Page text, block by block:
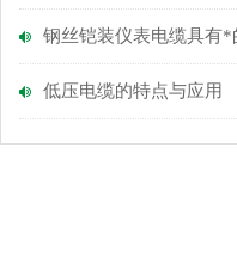
低压电缆的特点与应用